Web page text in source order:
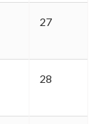
27
28